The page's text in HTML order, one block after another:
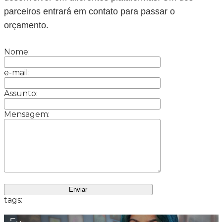
parceiros entrará em contato para passar o
orçamento.
Nome:
e-mail:
Assunto:
Mensagem:
tags: